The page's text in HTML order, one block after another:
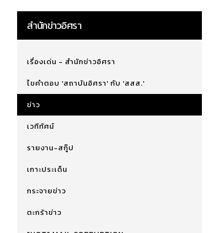
สำนักข่าวอิศรา
เรื่องเด่น - สำนักข่าวอิศรา
ไขคำตอบ 'สถาบันอิศรา' กับ 'สสส.'
ข่าว
เวทีทัศน์
รายงาน-สกู๊ป
เกาะประเด็น
กระจายข่าว
ตะกร้าข่าว